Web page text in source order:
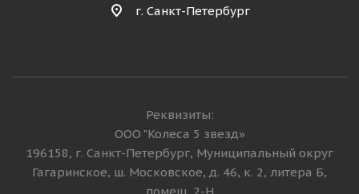
г. Санкт-Петербург
Реквизиты:
ООО "Колеса 5 звезд»
196158, г. Санкт-Петербург, Муниципальный округ
Гагаринское, ш. Московское, д. 46, к. 2, литера Б,